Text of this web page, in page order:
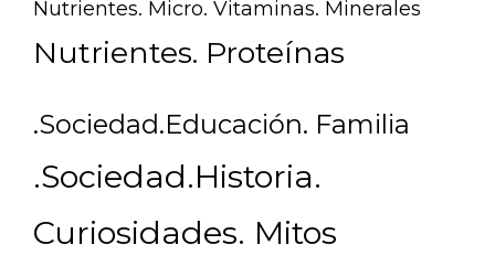
Nutrientes. Micro. Vitaminas. Minerales
Nutrientes. Proteínas
.Sociedad.Educación. Familia
.Sociedad.Historia.
Curiosidades. Mitos